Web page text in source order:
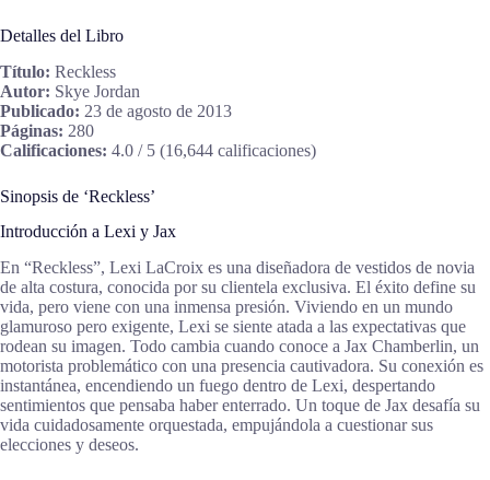
Detalles del Libro
Título: Reckless
Autor: Skye Jordan
Publicado: 23 de agosto de 2013
Páginas: 280
Calificaciones: 4.0 / 5 (16,644 calificaciones)
Sinopsis de ‘Reckless’
Introducción a Lexi y Jax
En “Reckless”, Lexi LaCroix es una diseñadora de vestidos de novia
de alta costura, conocida por su clientela exclusiva. El éxito define su
vida, pero viene con una inmensa presión. Viviendo en un mundo
glamuroso pero exigente, Lexi se siente atada a las expectativas que
rodean su imagen. Todo cambia cuando conoce a Jax Chamberlin, un
motorista problemático con una presencia cautivadora. Su conexión es
instantánea, encendiendo un fuego dentro de Lexi, despertando
sentimientos que pensaba haber enterrado. Un toque de Jax desafía su
vida cuidadosamente orquestada, empujándola a cuestionar sus
elecciones y deseos.